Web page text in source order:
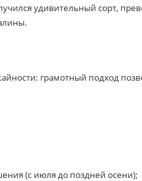
удивительный сорт,
грамотный подход
(с июля до поздней осени);